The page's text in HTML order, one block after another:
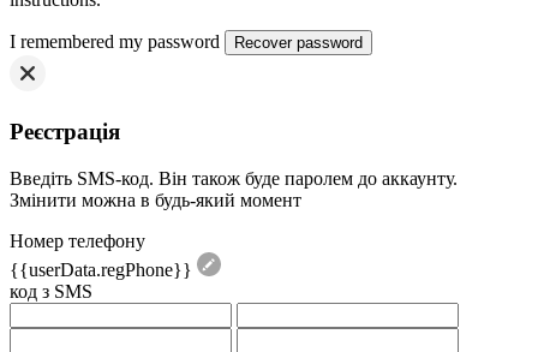
I remembered my password
Реєстрація
Введіть SMS-код. Він також буде паролем до аккаунту.
Змінити можна в будь-який момент
Номер телефону
{{userData.regPhone}}
код з SMS